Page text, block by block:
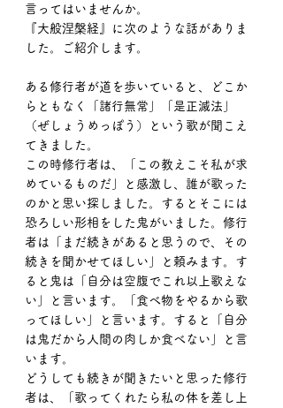
言ってはいませんか。
『大般涅槃経』に次のような話がありま
した。ご紹介します。
ある修行者が道を歩いていると、どこか
らともなく「諸行無常」「是正滅法」
（ぜしょうめっぽう）という歌が聞こえ
てきました。
この時修行者は、「この教えこそ私が求
めているものだ」と感激し、誰が歌った
のかと思い探しました。するとそこには
恐ろしい形相をした鬼がいました。修行
者は「まだ続きがあると思うので、その
続きを聞かせてほしい」と頼みます。す
ると鬼は「自分は空腹でこれ以上歌えな
い」と言います。「食べ物をやるから歌
ってほしい」と言います。すると「自分
は鬼だから人間の肉しか食べない」と言
います。
どうしても続きが聞きたいと思った修行
者は、「歌ってくれたら私の体を差し上